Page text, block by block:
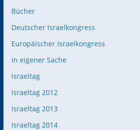
Bücher
Deutscher Israelkongress
Europäischer Israelkongress
In eigener Sache
Israeltag
Israeltag 2012
Israeltag 2013
Israeltag 2014